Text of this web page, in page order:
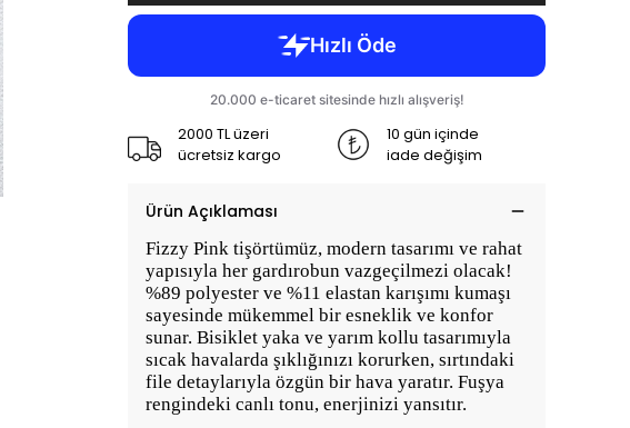
2000 TL üzeri
ücretsiz kargo
10 gün içinde
iade değişim
Ürün Açıklaması
Fizzy Pink tişörtümüz, modern tasarımı ve rahat
yapısıyla her gardırobun vazgeçilmezi olacak!
%89 polyester ve %11 elastan karışımı kumaşı
sayesinde mükemmel bir esneklik ve konfor
sunar. Bisiklet yaka ve yarım kollu tasarımıyla
sıcak havalarda şıklığınızı korurken, sırtındaki
file detaylarıyla özgün bir hava yaratır. Fuşya
rengindeki canlı tonu, enerjinizi yansıtır.